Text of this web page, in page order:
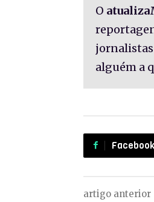
O
jornalistas
alguém a
Facebook
artigo anterior